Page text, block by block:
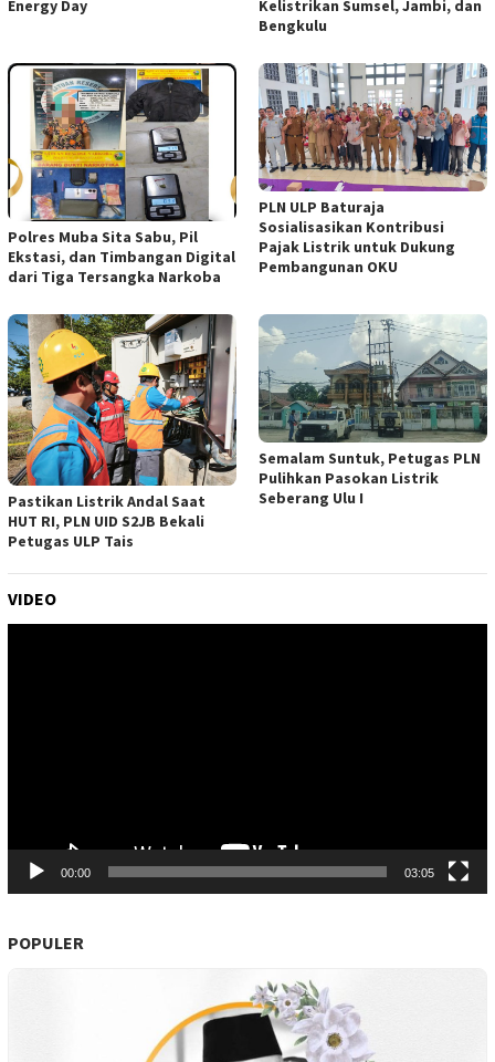
Energy Day
Kelistrikan Sumsel, Jambi, dan
Bengkulu
Polres Muba Sita Sabu, Pil
Ekstasi, dan Timbangan Digital
dari Tiga Tersangka Narkoba
PLN ULP Baturaja
Sosialisasikan Kontribusi
Pajak Listrik untuk Dukung
Pembangunan OKU
Pastikan Listrik Andal Saat
HUT RI, PLN UID S2JB Bekali
Petugas ULP Tais
Semalam Suntuk, Petugas PLN
Pulihkan Pasokan Listrik
Seberang Ulu I
VIDEO
00:00 03:05
POPULER